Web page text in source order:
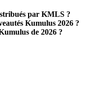
par KMLS ?
Kumulus 2026 ?
de 2026 ?